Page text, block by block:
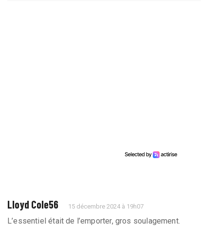
Lloyd Cole56 15 décembre 2024 à 19h07
L’essentiel était de l’emporter, gros soulagement.